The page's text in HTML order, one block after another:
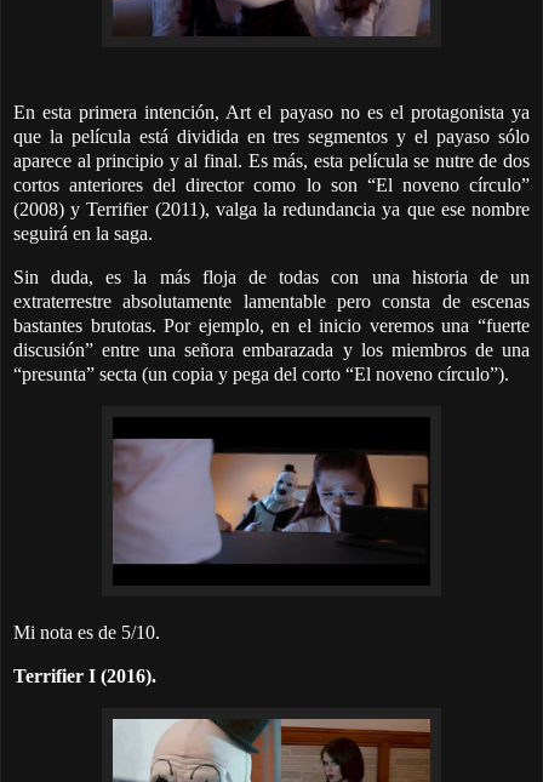
En esta primera intención, Art el payaso no es el protagonista ya
que la película está dividida en tres segmentos y el payaso sólo
aparece al principio y al final. Es más, esta película se nutre de dos
cortos anteriores del director como lo son “El noveno círculo”
(2008) y Terrifier (2011), valga la redundancia ya que ese nombre
seguirá en la saga.
Sin duda, es la más floja de todas con una historia de un
extraterrestre absolutamente lamentable pero consta de escenas
bastantes brutotas. Por ejemplo, en el inicio veremos una “fuerte
discusión” entre una señora embarazada y los miembros de una
“presunta” secta (un copia y pega del corto “El noveno círculo”).
Mi nota es de 5/10.
Terrifier I (2016).